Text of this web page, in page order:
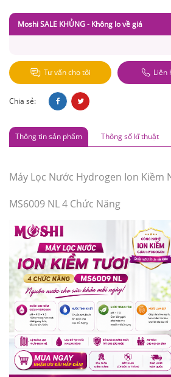
Moshi SALE KHỦNG - Không lo về giá
Tư vấn cho tôi Liên
Chia sẻ:
Thông tin sản phẩm Thông số kĩ thuật
Máy Lọc Nước Hydrogen Ion Kiềm
MS6009 NL 4 Chức Năng